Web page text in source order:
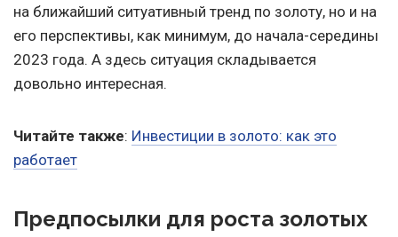
на ближайший ситуативный тренд по золоту, но и на
его перспективы, как минимум, до начала-середины
2023 года. А здесь ситуация складывается
довольно интересная.
Читайте также: Инвестиции в золото: как это
работает
Предпосылки для роста золотых